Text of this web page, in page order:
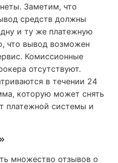
Заметим, что
средств должны
и ту же платежную
что вывод возможен
Комиссионные
отсутствуют.
в течении 24
которую может снять
платежной системы и
множество отзывов о